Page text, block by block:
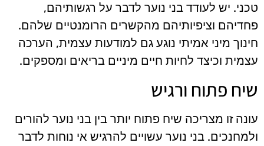
טכני. יש לעודד בני נוער לדבר על רגשותיהם,
פחדיהם וציפיותיהם מהקשרים הרומנטיים שלהם.
חינוך מיני אמיתי נוגע גם למודעות עצמית, הערכה
עצמית וכיצד לחיות חיים מיניים בריאים ומספקים.
שיח פתוח ורגיש
עונה זו מצריכה שיח פתוח יותר בין בני נוער להורים
ולמחנכים. בני נוער עשויים להרגיש אי נוחות לדבר